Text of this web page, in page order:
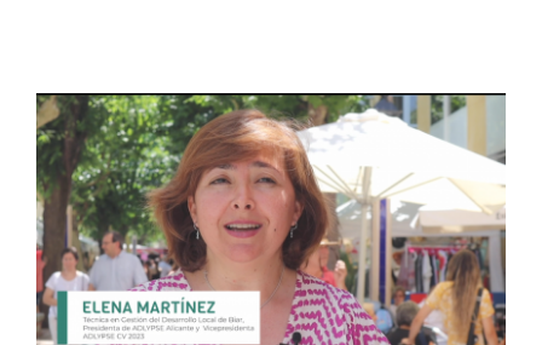
Una profesión dinámica y
apasionante, la ADL de
Adlypse Alicante, Biar,
Elena
ADLYPSE Alicante ADLYPSE CV Asociacionismo y
participación Comercio Desarrollo rural
Documentación Eventos Desarrollo Local